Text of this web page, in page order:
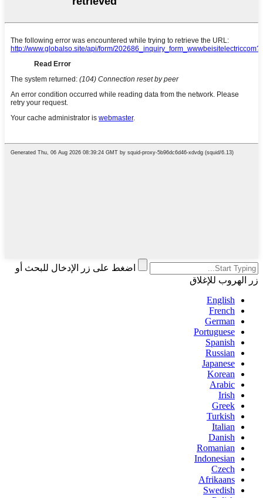
اضغط على زر الإدخال للبحث أو
زر الهروب للإغلاق
English
French
German
Portuguese
Spanish
Russian
Japanese
Korean
Arabic
Irish
Greek
Turkish
Italian
Danish
Romanian
Indonesian
Czech
Afrikaans
Swedish